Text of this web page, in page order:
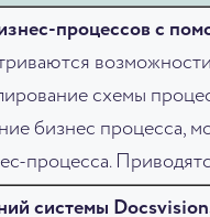
процессов с
схемы
бизнес процесса,
процесса.
системы